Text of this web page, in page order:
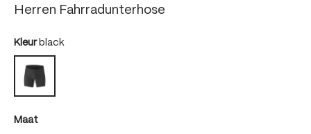
Herren Fahrradunterhose
Kleurauswählen
black
black
Maatauswählen